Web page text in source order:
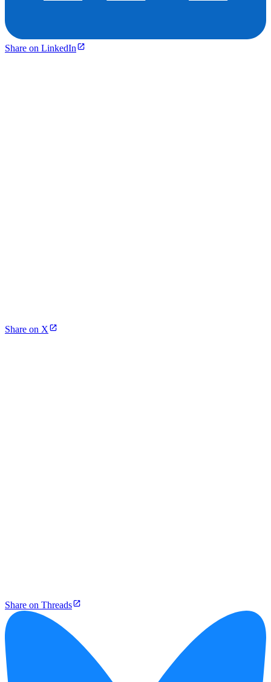
Share on LinkedIn
Share on X
Share on Threads